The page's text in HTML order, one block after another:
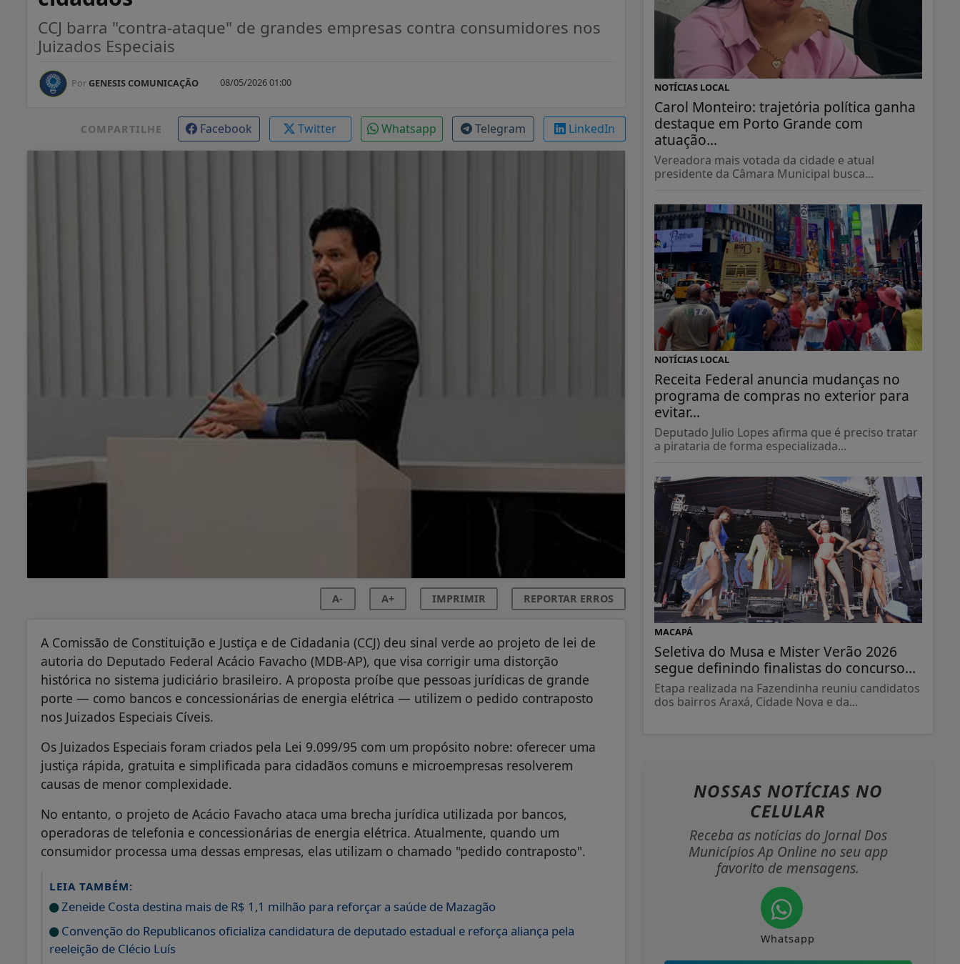
CCJ barra "contra-ataque" de grandes empresas contra consumidores nos
Juizados Especiais
Por GENESIS COMUNICAÇÃO 08/05/2026 01:00
COMPARTILHE Facebook Twitter Whatsapp Telegram LinkedIn
A- A+ IMPRIMIR REPORTAR ERROS
A Comissão de Constituição e Justiça e de Cidadania (CCJ) deu sinal verde ao projeto de lei de
autoria do Deputado Federal Acácio Favacho (MDB-AP), que visa corrigir uma distorção
histórica no sistema judiciário brasileiro. A proposta proíbe que pessoas jurídicas de grande
porte — como bancos e concessionárias de energia elétrica — utilizem o pedido contraposto
nos Juizados Especiais Cíveis.
Os Juizados Especiais foram criados pela Lei 9.099/95 com um propósito nobre: oferecer uma
justiça rápida, gratuita e simplificada para cidadãos comuns e microempresas resolverem
causas de menor complexidade.
No entanto, o projeto de Acácio Favacho ataca uma brecha jurídica utilizada por bancos,
operadoras de telefonia e concessionárias de energia elétrica. Atualmente, quando um
consumidor processa uma dessas empresas, elas utilizam o chamado "pedido contraposto".
LEIA TAMBÉM:
Zeneide Costa destina mais de R$ 1,1 milhão para reforçar a saúde de Mazagão
Convenção do Republicanos oficializa candidatura de deputado estadual e reforça aliança pela
reeleição de Clécio Luís
NOTÍCIAS LOCAL
Carol Monteiro: trajetória política ganha
destaque em Porto Grande com
atuação...
Vereadora mais votada da cidade e atual
presidente da Câmara Municipal busca...
NOTÍCIAS LOCAL
Receita Federal anuncia mudanças no
programa de compras no exterior para
evitar...
Deputado Julio Lopes afirma que é preciso tratar
a pirataria de forma especializada...
MACAPÁ
Seletiva do Musa e Mister Verão 2026
segue definindo finalistas do concurso...
Etapa realizada na Fazendinha reuniu candidatos
dos bairros Araxá, Cidade Nova e da...
NOSSAS NOTÍCIAS NO
CELULAR
Receba as notícias do Jornal Dos
Municípios Ap Online no seu app
favorito de mensagens.
Whatsapp